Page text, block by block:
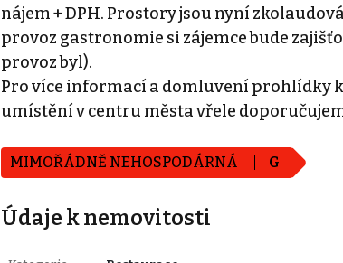
nájem + DPH. Prostory jsou nyní
provoz gastronomie si zájemce bude
provoz byl).
Pro více informací a domluvení prohlídky
umístění v centru města vřele
MIMOŘÁDNĚ NEHOSPODÁRNÁ G
Údaje k nemovitosti